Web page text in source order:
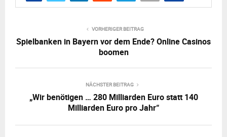
VORHERIGER BEITRAG
Spielbanken in Bayern vor dem Ende? Online Casinos
boomen
NÄCHSTER BEITRAG
„Wir benötigen … 280 Milliarden Euro statt 140
Milliarden Euro pro Jahr“